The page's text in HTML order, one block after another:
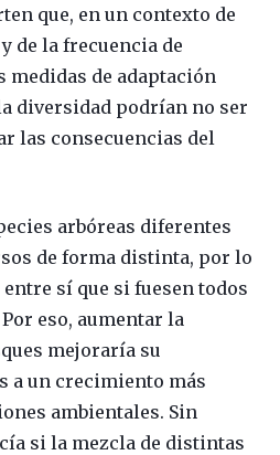
que, en un contexto de
de la frecuencia de
medidas de adaptación
diversidad podrían no ser
las consecuencias del
arbóreas diferentes
de forma distinta, por lo
sí que si fuesen todos
eso, aumentar la
mejoraría su
a un crecimiento más
ambientales. Sin
si la mezcla de distintas